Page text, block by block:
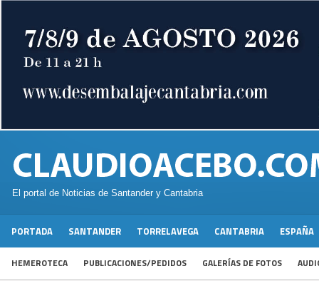
El portal de Noticias de Santander y Cantabria
PORTADA SANTANDER TORRELAVEGA CANTABRIA ESPAÑA
HEMEROTECA PUBLICACIONES/PEDIDOS GALERÍAS DE FOTOS